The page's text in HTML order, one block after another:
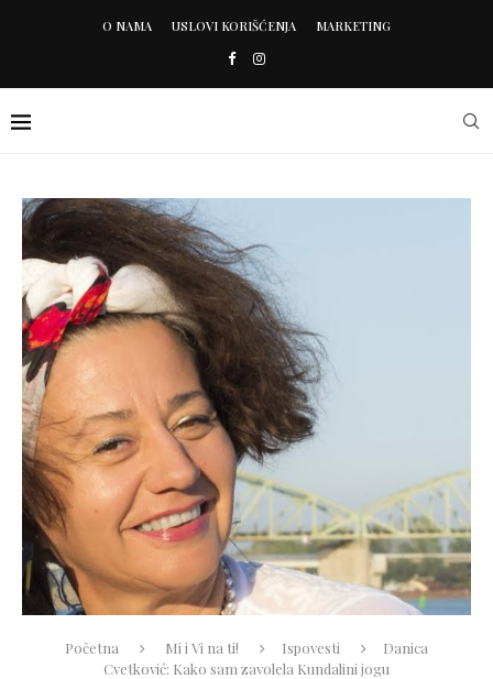
O NAMA USLOVI KORIŠĆENJA MARKETING
Početna Mi i Vi na ti! Ispovesti
Danica
Cvetković: Kako sam zavolela Kundalini jogu